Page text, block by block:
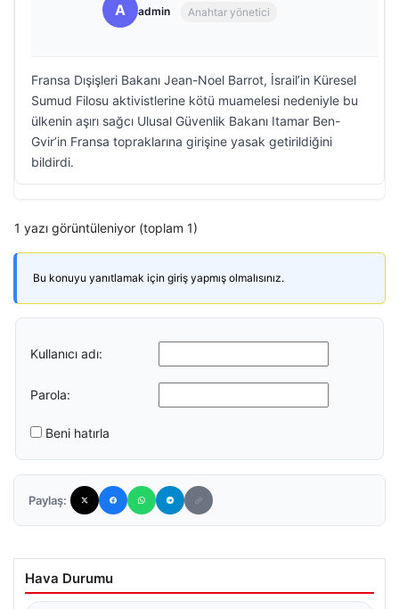
A admin Anahtar yönetici
Fransa Dışişleri Bakanı Jean-Noel Barrot, İsrail’in Küresel
Sumud Filosu aktivistlerine kötü muamelesi nedeniyle bu
ülkenin aşırı sağcı Ulusal Güvenlik Bakanı Itamar Ben-
Gvir’in Fransa topraklarına girişine yasak getirildiğini
bildirdi.
1 yazı görüntüleniyor (toplam 1)
Bu konuyu yanıtlamak için giriş yapmış olmalısınız.
Kullanıcı adı:
Parola:
Beni hatırla
Paylaş:
Hava Durumu